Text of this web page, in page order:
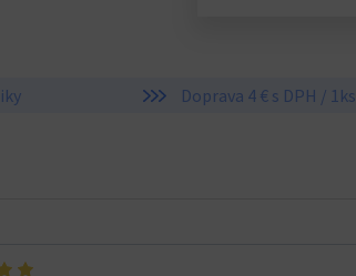
Doprava 4 € s DPH / 1ks